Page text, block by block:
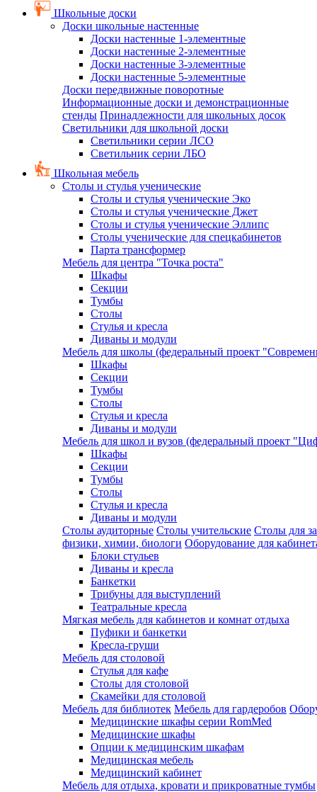
Школьные доски
Доски школьные настенные
Доски настенные 1-элементные
Доски настенные 2-элементные
Доски настенные 3-элементные
Доски настенные 5-элементные
Доски передвижные поворотные
Информационные доски и демонстрационные
стенды Принадлежности для школьных досок
Светильники для школьной доски
Светильники серии ЛСО
Светильник серии ЛБО
Школьная мебель
Столы и стулья ученические
Столы и стулья ученические Эко
Столы и стулья ученические Джет
Столы и стулья ученические Эллипс
Столы ученические для спецкабинетов
Парта трансформер
Мебель для центра "Точка роста"
Шкафы
Секции
Тумбы
Столы
Стулья и кресла
Диваны и модули
Мебель для школы (федеральный проект
Шкафы
Секции
Тумбы
Столы
Стулья и кресла
Диваны и модули
Мебель для школ и вузов (федеральный проект
Шкафы
Секции
Тумбы
Столы
Стулья и кресла
Диваны и модули
Столы аудиторные Столы учительские Столы для
физики, химии, биологи Оборудование для
Блоки стульев
Диваны и кресла
Банкетки
Трибуны для выступлений
Театральные кресла
Мягкая мебель для кабинетов и комнат отдыха
Пуфики и банкетки
Кресла-груши
Мебель для столовой
Cтулья для кафе
Cтолы для столовой
Скамейки для столовой
Мебель для библиотек Мебель для гардеробов
Медицинские шкафы серии RomMed
Медицинские шкафы
Опции к медицинским шкафам
Медицинская мебель
Медицинский кабинет
Мебель для отдыха, кровати и прикроватные тумбы